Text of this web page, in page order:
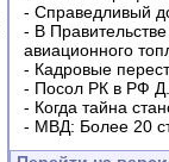
- Справедливый
- В
авиационного
- Кадровые
- Посол РК в РФ
- Когда тайна
- МВД: Более 20